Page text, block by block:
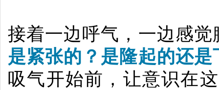
接着一边呼气，一边感
是紧张的？ 是隆起的还
吸气开始前，让意识在